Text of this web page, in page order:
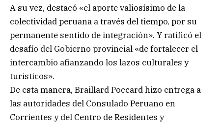
A su vez, destacó «el aporte valiosísimo de la
colectividad peruana a través del tiempo, por su
permanente sentido de integración». Y ratificó el
desafío del Gobierno provincial «de fortalecer el
intercambio afianzando los lazos culturales y
turísticos».
De esta manera, Braillard Poccard hizo entrega a
las autoridades del Consulado Peruano en
Corrientes y del Centro de Residentes y